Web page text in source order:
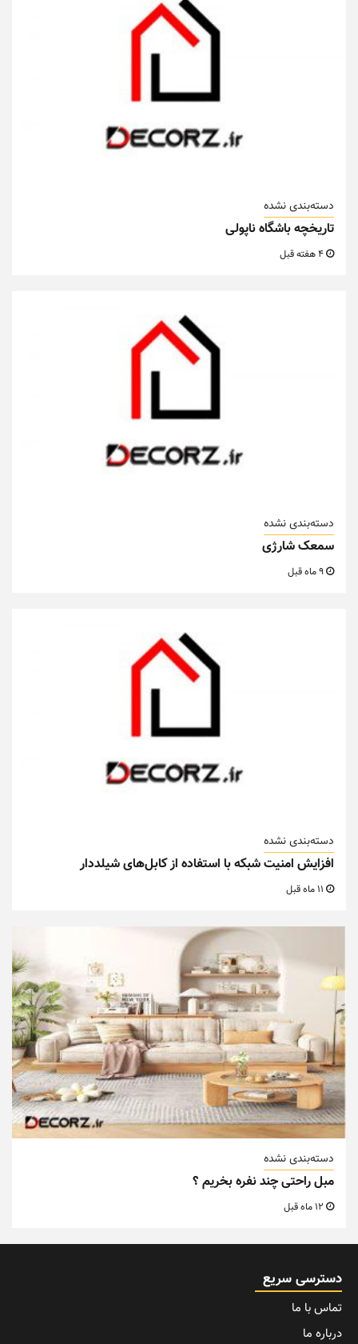
دسته‌بندی نشده
تاریخچه باشگاه ناپولی
دسته‌بندی نشده
سمعک شارژی
دسته‌بندی نشده
افزایش امنیت شبکه با استفاده از کابل‌های شیلددار
دسته‌بندی نشده
مبل راحتی چند نفره بخریم ؟
دسترسی سریع
تماس با ما
درباره ما